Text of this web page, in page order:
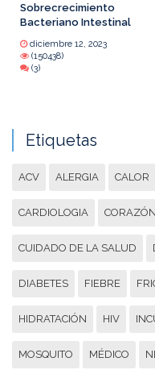
Sobrecrecimiento
Bacteriano Intestinal
diciembre 12, 2023
(150438)
(3)
Etiquetas
ACV ALERGIA CALOR
CARDIOLOGIA CORAZÓN
CUIDADO DE LA SALUD
DIABETES FIEBRE
HIDRATACIÓN HIV
MOSQUITO MÉDICO